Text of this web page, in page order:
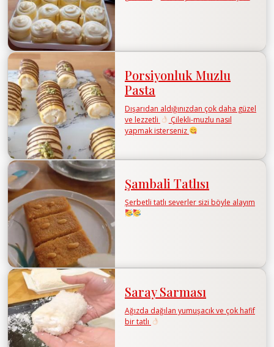
Porsiyonluk Muzlu
Pasta
Dışarıdan aldığınızdan çok daha güzel
ve lezzetli
Çilekli-muzlu nasıl
yapmak isterseniz
Şambali Tatlısı
Şerbetli tatlı severler sizi böyle alayım
Saray Sarması
Ağızda dağılan yumuşacık ve çok hafif
bir tatlı